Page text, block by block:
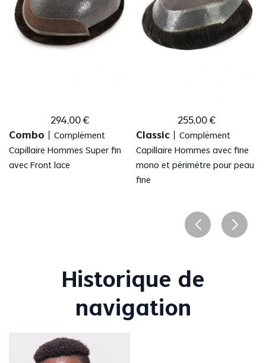
294,00 €
Combo
Complément
Capillaire Hommes Super fin
avec Front lace
255,00 €
Classic
Complément
Capillaire Hommes avec fine
mono et périmètre pour peau
fine
Historique de
navigation